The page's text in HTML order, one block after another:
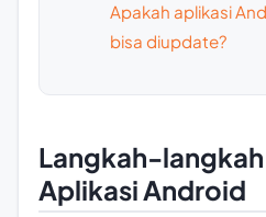
Apakah aplikasi
bisa diupdate?
Langkah-
Aplikasi Android